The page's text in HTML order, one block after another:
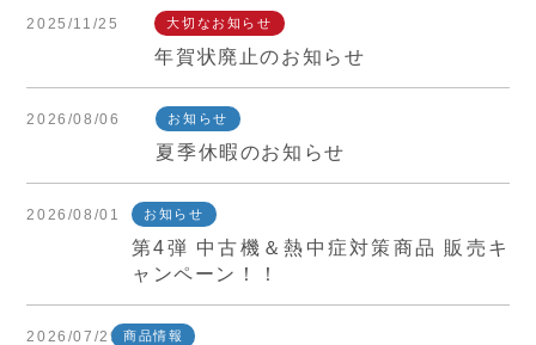
2025/11/25 大切なお知らせ
年賀状廃止のお知らせ
2026/08/06 お知らせ
夏季休暇のお知らせ
2026/08/01 お知らせ
第4弾 中古機＆熱中症対策商品 販売キ
ャンペーン！！
2026/07/29 商品情報